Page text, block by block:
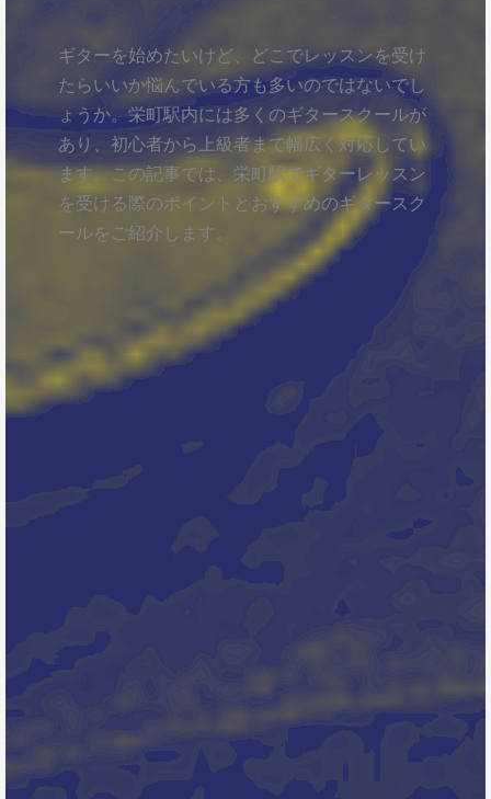
ギターを始めたいけど、どこでレッスンを受け
たらいいか悩んでいる方も多いのではないでし
ょうか。栄町駅内には多くのギタースクールが
あり、初心者から上級者まで幅広く対応してい
ます。この記事では、栄町駅でギターレッスン
を受ける際のポイントとおすすめのギタースク
ールをご紹介します。